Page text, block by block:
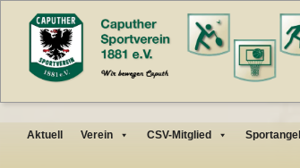
Aktuell Verein CSV-Mitglied